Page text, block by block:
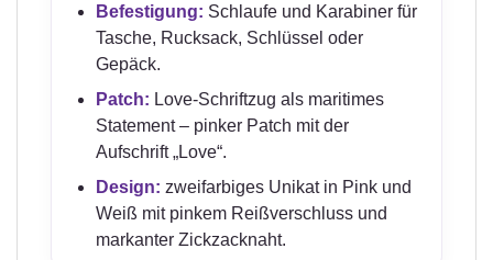
Befestigung: Schlaufe und Karabiner für
Tasche, Rucksack, Schlüssel oder
Gepäck.
Patch: Love-Schriftzug als maritimes
Statement – pinker Patch mit der
Aufschrift „Love“.
Design: zweifarbiges Unikat in Pink und
Weiß mit pinkem Reißverschluss und
markanter Zickzacknaht.